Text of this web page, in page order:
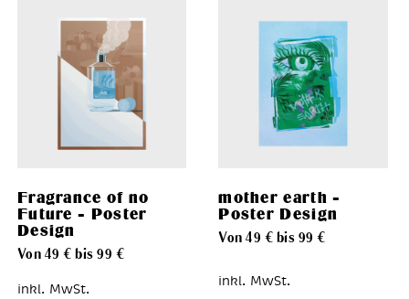
Fragrance of no
Future – Poster
Design
Von 49€ bis99 €
inkl. MwSt.
mother earth –
Poster Design
Von49 € bis 99€
inkl. MwSt.